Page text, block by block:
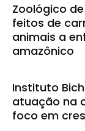
Zoológico
feitos de
animais a
amazônico
Instituto
atuação na
foco em